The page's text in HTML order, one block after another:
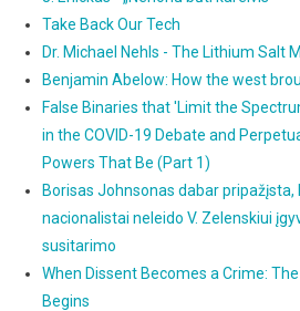
Take Back Our Tech
Dr. Michael Nehls - The Lithium Salt
Benjamin Abelow: How the west
False Binaries that 'Limit the
in the COVID-19 Debate and
Powers That Be (Part 1)
Borisas Johnsonas dabar pripažįsta,
nacionalistai neleido V. Zelenskiui
susitarimo
When Dissent Becomes a Crime:
Begins